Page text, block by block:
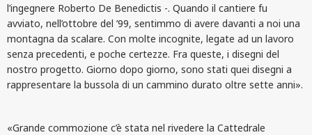
l’ingegnere Roberto De Benedictis -. Quando il cantiere fu
avviato, nell’ottobre del ’99, sentimmo di avere davanti a noi una
montagna da scalare. Con molte incognite, legate ad un lavoro
senza precedenti, e poche certezze. Fra queste, i disegni del
nostro progetto. Giorno dopo giorno, sono stati quei disegni a
rappresentare la bussola di un cammino durato oltre sette anni».
«Grande commozione c’è stata nel rivedere la Cattedrale